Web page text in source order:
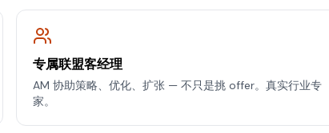
专属联盟客经理
AM 协助策略、优化、扩张 — 不只是挑 offer。真实行业专
家。